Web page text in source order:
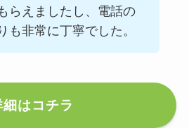
らえましたし、電話の
も非常に丁寧でした。
細はコチラ